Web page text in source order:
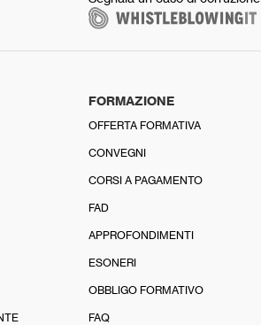
FORMAZIONE
OFFERTA FORMATIVA
CONVEGNI
CORSI A PAGAMENTO
FAD
APPROFONDIMENTI
ESONERI
OBBLIGO FORMATIVO
FAQ